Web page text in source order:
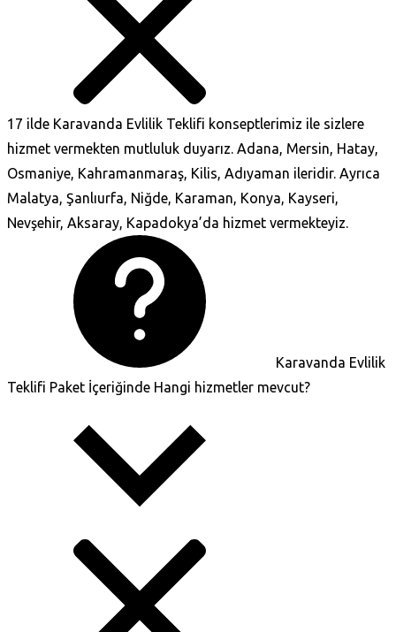
17 ilde Karavanda Evlilik Teklifi konseptlerimiz ile sizlere
hizmet vermekten mutluluk duyarız. Adana, Mersin, Hatay,
Osmaniye, Kahramanmaraş, Kilis, Adıyaman ileridir. Ayrıca
Malatya, Şanlıurfa, Niğde, Karaman, Konya, Kayseri,
Nevşehir, Aksaray, Kapadokya’da hizmet vermekteyiz.
Karavanda Evlilik
Teklifi Paket İçeriğinde Hangi hizmetler mevcut?